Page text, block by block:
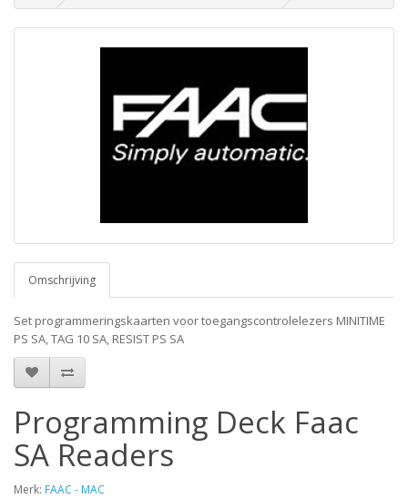
Omschrijving
Set programmeringskaarten voor toegangscontrolelezers MINITIME
PS SA, TAG 10 SA, RESIST PS SA
Programming Deck Faac
SA Readers
Merk: FAAC - MAC